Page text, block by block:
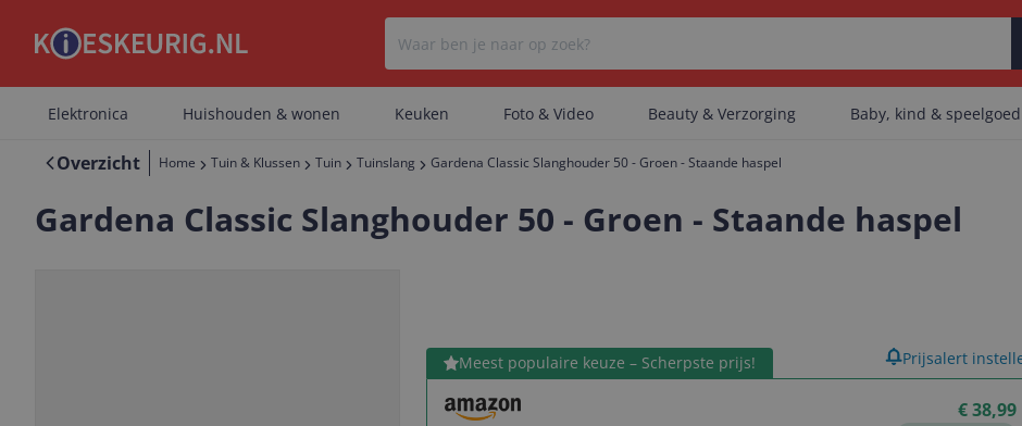
Er zijn geen categorieën gevonden.
Er zijn geen artikelen gevonden.
Elektronica Huishouden & wonen Keuken Foto & Video Beauty & Verzorging Baby, kind & speelgoed
Overzicht Home Tuin & Klussen Tuin Tuinslang Gardena Classic Slanghouder 50 - Groen - Staande haspel
Gardena Classic Slanghouder 50 - Groen - Staande haspel
Meest populaire keuze – Scherpste prijs!
€ 38,99
Bekijk product Prijsalert